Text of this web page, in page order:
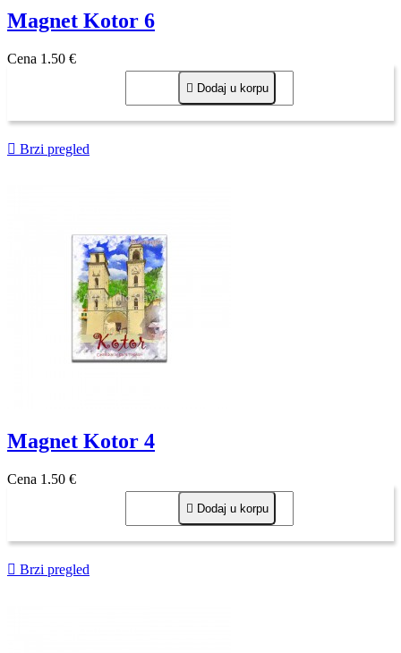
Magnet Kotor 6
Cena 1,50 €
 Dodaj u korpu
 Brzi pregled
Magnet Kotor 4
Cena 1,50 €
 Dodaj u korpu
 Brzi pregled